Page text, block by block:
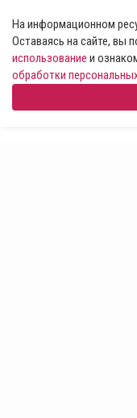
На информационном
Оставаясь на сайте, вы
использование и
обработки